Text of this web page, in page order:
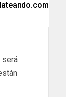
será